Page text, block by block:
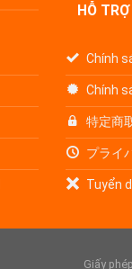
HỖ
Chính
Chính
特定商
プライ
Tuyển
Giấy